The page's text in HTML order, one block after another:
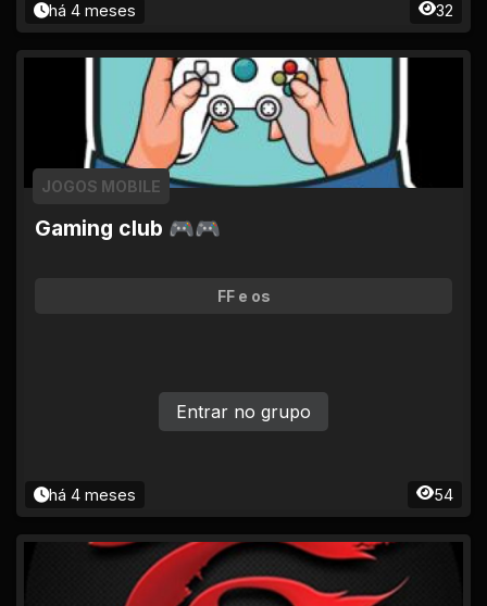
há 4 meses 32
Gaming club 🎮🎮
JOGOS MOBILE
FF e os
há 4 meses 54
Entrar no grupo